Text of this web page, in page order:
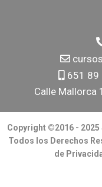
651 89
Calle Mallorca
Copyright ©2016 - 2025
Todos los Derechos
de